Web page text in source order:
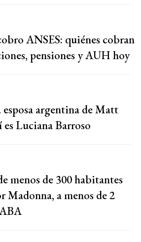
ANSES: quiénes cobran
pensiones y AUH hoy
esposa argentina de Matt
es Luciana Barroso
menos de 300 habitantes
Madonna, a menos de 2